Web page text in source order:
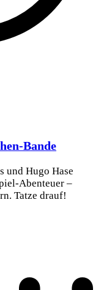
Bande
und Hugo Hase
Abenteuer –
Tatze drauf!